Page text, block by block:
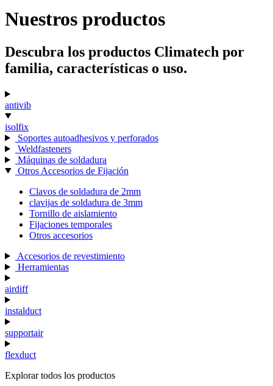
Noticias
Documentación
Nuestros productos
Descubra los productos Climatech por
familia, características o uso.
antivib
isolfix
Soportes autoadhesivos y perforados
Weldfasteners
Máquinas de soldadura
Otros Accesorios de Fijación
Clavos de soldadura de 2mm
clavijas de soldadura de 3mm
Tornillo de aislamiento
Fijaciones temporales
Otros accesorios
Accesorios de revestimiento
Herramientas
airdiff
instalduct
supportair
flexduct
Explorar todos los productos